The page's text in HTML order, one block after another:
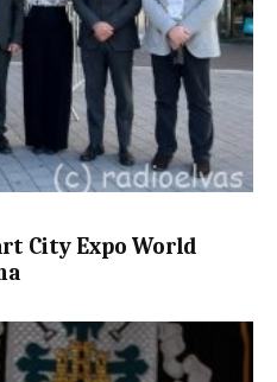
City Expo World